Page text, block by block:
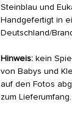
Steinblau und
Handgefertigt in
Deutschland/
Hinweis: kein
von Babys und
auf den Fotos
zum Lieferumfang.